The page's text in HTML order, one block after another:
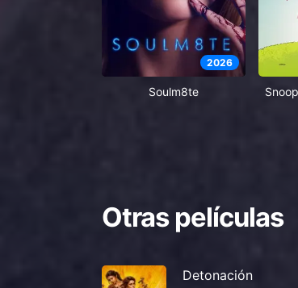
2026
Soulm8te
Otras películas
Detonación